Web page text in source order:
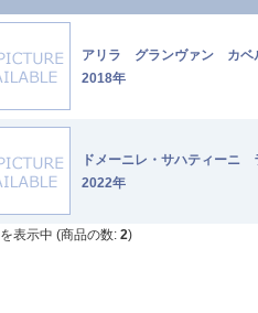
アリラ グランヴァン カベ
2018年
ドメーニレ・サハティー
2022年
を表示中 (商品の数: 2)